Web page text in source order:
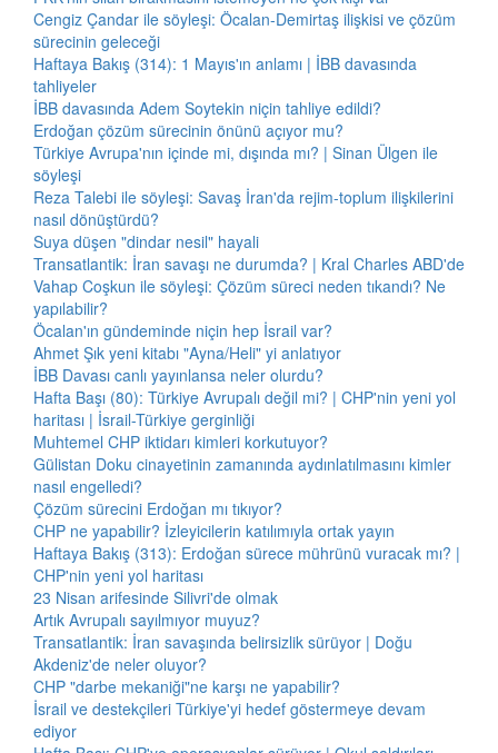
Cengiz Çandar ile söyleşi: Öcalan-Demirtaş ilişkisi ve çözüm
sürecinin geleceği
Haftaya Bakış (314): 1 Mayıs'ın anlamı | İBB davasında
tahliyeler
İBB davasında Adem Soytekin niçin tahliye edildi?
Erdoğan çözüm sürecinin önünü açıyor mu?
Türkiye Avrupa'nın içinde mi, dışında mı? | Sinan Ülgen ile
söyleşi
Reza Talebi ile söyleşi: Savaş İran'da rejim-toplum ilişkilerini
nasıl dönüştürdü?
Suya düşen "dindar nesil" hayali
Transatlantik: İran savaşı ne durumda? | Kral Charles ABD'de
Vahap Coşkun ile söyleşi: Çözüm süreci neden tıkandı? Ne
yapılabilir?
Öcalan'ın gündeminde niçin hep İsrail var?
Ahmet Şık yeni kitabı "Ayna/Heli" yi anlatıyor
İBB Davası canlı yayınlansa neler olurdu?
Hafta Başı (80): Türkiye Avrupalı değil mi? | CHP'nin yeni yol
haritası | İsrail-Türkiye gerginliği
Muhtemel CHP iktidarı kimleri korkutuyor?
Gülistan Doku cinayetinin zamanında aydınlatılmasını kimler
nasıl engelledi?
Çözüm sürecini Erdoğan mı tıkıyor?
CHP ne yapabilir? İzleyicilerin katılımıyla ortak yayın
Haftaya Bakış (313): Erdoğan sürece mührünü vuracak mı? |
CHP'nin yeni yol haritası
23 Nisan arifesinde Silivri'de olmak
Artık Avrupalı sayılmıyor muyuz?
Transatlantik: İran savaşında belirsizlik sürüyor | Doğu
Akdeniz'de neler oluyor?
CHP "darbe mekaniği"ne karşı ne yapabilir?
İsrail ve destekçileri Türkiye'yi hedef göstermeye devam
ediyor